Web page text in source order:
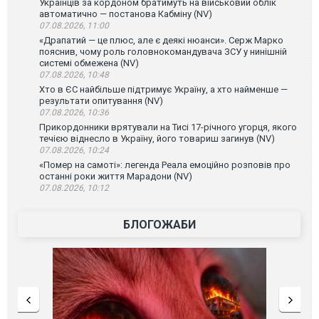
Українців за кордоном братимуть на військовий облік
автоматично — постанова Кабміну (NV)
07.08.2026, 11:00
«Драпатий — це плюс, але є деякі нюанси». Серж Марко
пояснив, чому роль головнокомандувача ЗСУ у нинішній
системі обмежена (NV)
07.08.2026, 10:48
Хто в ЄС найбільше підтримує Україну, а хто найменше —
результати опитування (NV)
07.08.2026, 10:36
Прикордонники врятували на Тисі 17-річного угорця, якого
течією віднесло в Україну, його товариш загинув (NV)
07.08.2026, 10:24
«Помер на самоті»: легенда Реала емоційно розповів про
останні роки життя Марадони (NV)
07.08.2026, 10:12
БЛОГОЖАБИ